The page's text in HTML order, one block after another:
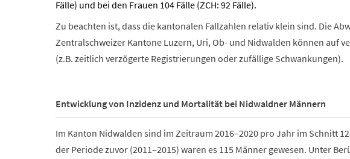
Fälle) und bei den Frauen 104 Fälle (ZCH: 92 Fälle).
Zu beachten ist, dass die kantonalen Fallzahlen relativ klein sind. Die
Zentralschweizer Kantone Luzern, Uri, Ob- und Nidwalden können auf
(z.B. zeitlich verzögerte Registrierungen oder zufällige Schwankungen).
Entwicklung von Inzidenz und Mortalität bei Nidwaldner Männern
Im Kanton Nidwalden sind im Zeitraum 2016–2020 pro Jahr im Schnitt
der Periode zuvor (2011–2015) waren es 115 Männer gewesen. Unter